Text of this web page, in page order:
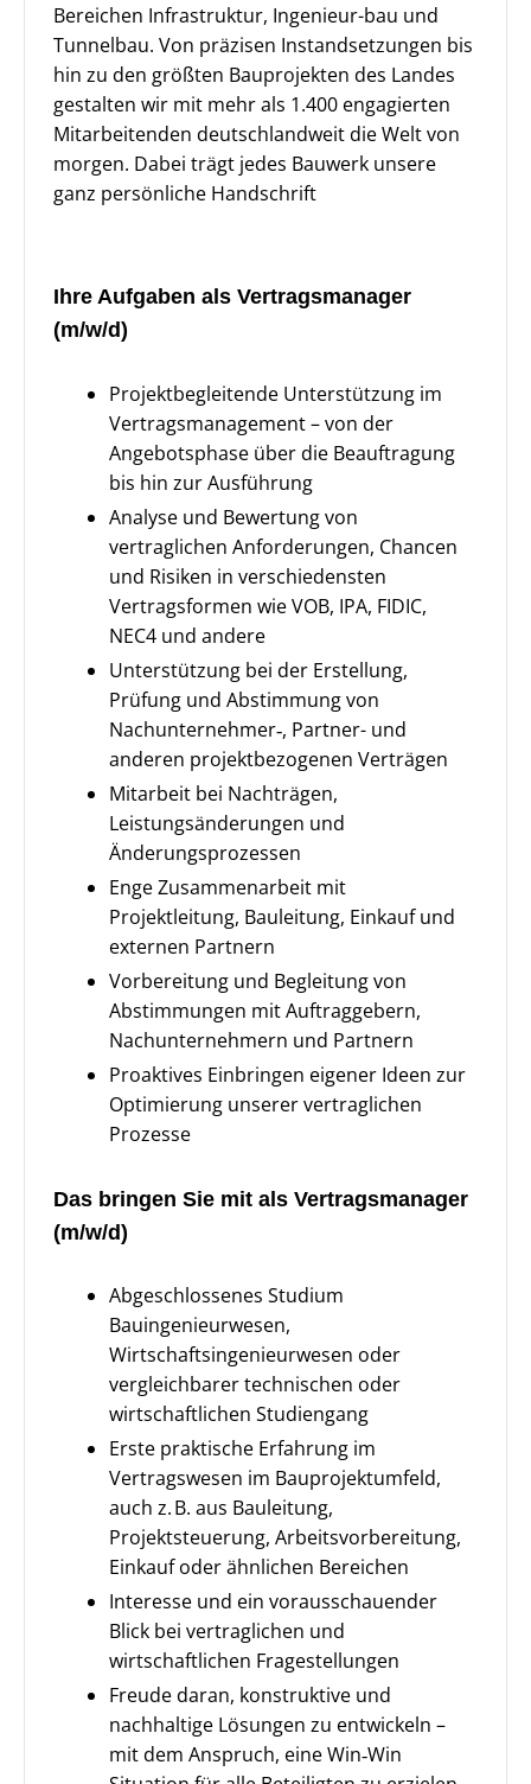
Bereichen Infrastruktur, Ingenieur-bau und
Tunnelbau. Von präzisen Instandsetzungen bis
hin zu den größten Bauprojekten des Landes
gestalten wir mit mehr als 1.400 engagierten
Mitarbeitenden deutschlandweit die Welt von
morgen. Dabei trägt jedes Bauwerk unsere
ganz persönliche Handschrift
Ihre Aufgaben als Vertragsmanager
(m/w/d)
Projektbegleitende Unterstützung im
Vertragsmanagement – von der
Angebotsphase über die Beauftragung
bis hin zur Ausführung
Analyse und Bewertung von
vertraglichen Anforderungen, Chancen
und Risiken in verschiedensten
Vertragsformen wie VOB, IPA, FIDIC,
NEC4 und andere
Unterstützung bei der Erstellung,
Prüfung und Abstimmung von
Nachunternehmer‑, Partner- und
anderen projektbezogenen Verträgen
Mitarbeit bei Nachträgen,
Leistungsänderungen und
Änderungsprozessen
Enge Zusammenarbeit mit
Projektleitung, Bauleitung, Einkauf und
externen Partnern
Vorbereitung und Begleitung von
Abstimmungen mit Auftraggebern,
Nachunternehmern und Partnern
Proaktives Einbringen eigener Ideen zur
Optimierung unserer vertraglichen
Prozesse
Das bringen Sie mit als Vertragsmanager
(m/w/d)
Abgeschlossenes Studium
Bauingenieurwesen,
Wirtschaftsingenieurwesen oder
vergleichbarer technischen oder
wirtschaftlichen Studiengang
Erste praktische Erfahrung im
Vertragswesen im Bauprojektumfeld,
auch z. B. aus Bauleitung,
Projektsteuerung, Arbeitsvorbereitung,
Einkauf oder ähnlichen Bereichen
Interesse und ein vorausschauender
Blick bei vertraglichen und
wirtschaftlichen Fragestellungen
Freude daran, konstruktive und
nachhaltige Lösungen zu entwickeln –
mit dem Anspruch, eine Win‑Win